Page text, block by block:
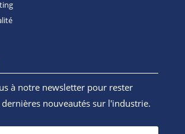
à notre newsletter pour rester
nouveautés sur l'industrie.